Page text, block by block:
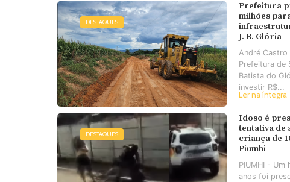
DESTAQUES
Prefeitura
milhões
J. B. Glória
André Castro
Prefeitura de
Batista do
investir R$...
Ler na íntegra
DESTAQUES
Idoso é
tentativa de
criança de
Piumhi
PIUMHI - Um
anos foi